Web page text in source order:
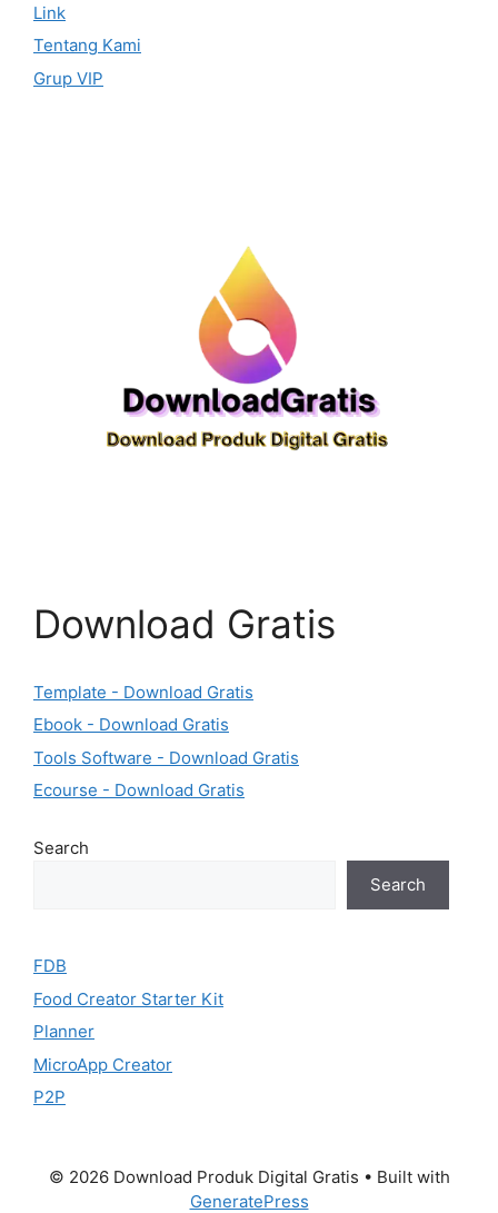
Link
Tentang Kami
Grup VIP
Download Gratis
Template - Download Gratis
Ebook - Download Gratis
Tools Software - Download Gratis
Ecourse - Download Gratis
Search
Search
FDB
Food Creator Starter Kit
Planner
MicroApp Creator
P2P
© 2026 Download Produk Digital Gratis • Built with
GeneratePress